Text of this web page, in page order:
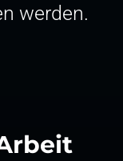
werden.